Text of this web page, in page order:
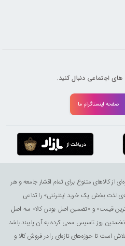
های اجتماعی دنبال کنید.
صفحه اینستاگرام ما
از کالاهای متنوع برای تمام اقشار جامعه و هر
لذت ‌بخش یک خرید اینترنتی» را تداعی
قیمت» و «تضمین اصل بودن کالا» سه اصل
نخستین روز تاسیس سعی کرده به آن پایبند باشد
است تا حوزه‌های تازه‌ای را در فروش کالا و